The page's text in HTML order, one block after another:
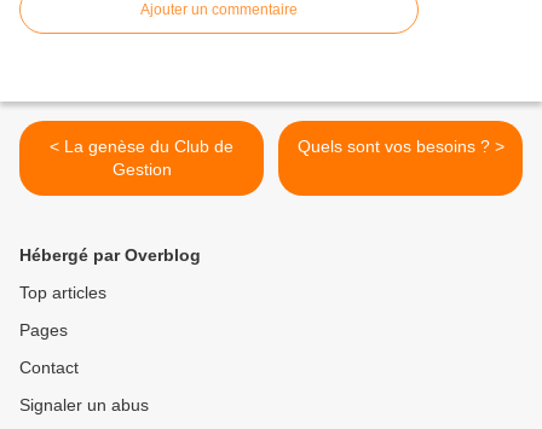
Ajouter un commentaire
< La genèse du Club de
Gestion
Quels sont vos besoins ? >
Hébergé par Overblog
Top articles
Pages
Contact
Signaler un abus